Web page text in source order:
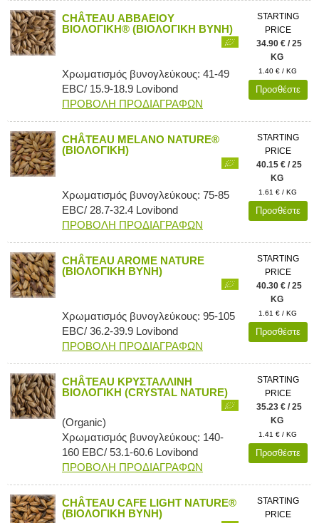
CHÂTEAU ΑΒΒΑΕΙΟΥ
ΒΙΟΛΟΓΙΚΗ® (ΒΙΟΛΟΓΙΚΗ ΒΥΝΗ)
Χρωματισμός βυνογλεύκους: 41-49
EBC/ 15.9-18.9 Lovibond
ΠΡΟΒΟΛΗ ΠΡΟΔΙΑΓΡΑΦΩΝ
STARTING
PRICE
34.90 € / 25
KG
1.40 € / KG
Προσθέστε
CHÂTEAU MELANO NATURE®
(ΒΙΟΛΟΓΙΚΗ)
Χρωματισμός βυνογλεύκους: 75-85
EBC/ 28.7-32.4 Lovibond
ΠΡΟΒΟΛΗ ΠΡΟΔΙΑΓΡΑΦΩΝ
STARTING
PRICE
40.15 € / 25
KG
1.61 € / KG
Προσθέστε
CHÂTEAU AROME NATURE
(ΒΙΟΛΟΓΙΚΗ ΒΥΝΗ)
Χρωματισμός βυνογλεύκους: 95-105
EBC/ 36.2-39.9 Lovibond
ΠΡΟΒΟΛΗ ΠΡΟΔΙΑΓΡΑΦΩΝ
STARTING
PRICE
40.30 € / 25
KG
1.61 € / KG
Προσθέστε
CHÂTEAU ΚΡΥΣΤΑΛΛΙΝΗ
ΒΙΟΛΟΓΙΚΗ (CRYSTAL NATURE)
(Organic)
Χρωματισμός βυνογλεύκους: 140-
160 EBC/ 53.1-60.6 Lovibond
ΠΡΟΒΟΛΗ ΠΡΟΔΙΑΓΡΑΦΩΝ
STARTING
PRICE
35.23 € / 25
KG
1.41 € / KG
Προσθέστε
CHÂTEAU CAFE LIGHT NATURE®
(ΒΙΟΛΟΓΙΚΗ ΒΥΝΗ)
STARTING
PRICE